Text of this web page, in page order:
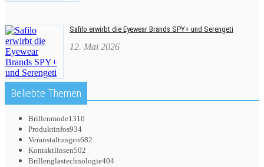
Safilo erwirbt die Eyewear Brands SPY+ und Serengeti
12. Mai 2026
Beliebte Themen
Brillenmode1310
Produktinfos934
Veranstaltungen682
Kontaktlinsen502
Brillenglastechnologie404